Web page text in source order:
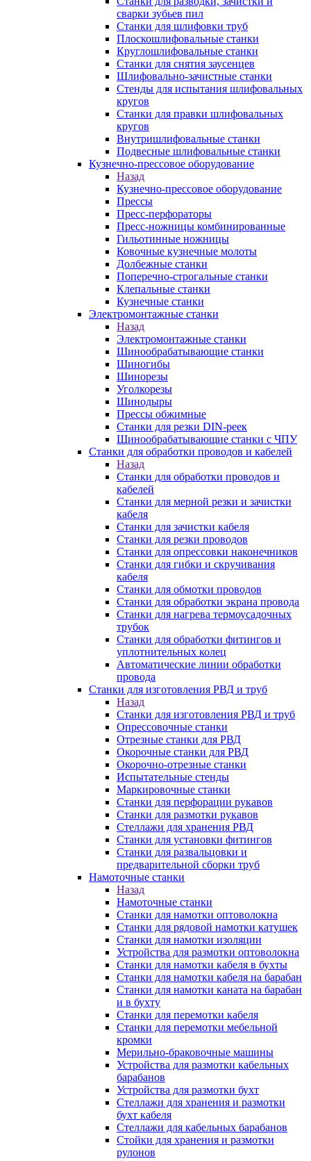
сварки зубьев пил
Станки для шлифовки труб
Плоскошлифовальные станки
Круглошлифовальные станки
Станки для снятия заусенцев
Шлифовально-зачистные станки
Стенды для испытания шлифовальных
кругов
Станки для правки шлифовальных
кругов
Внутришлифовальные станки
Подвесные шлифовальные станки
Кузнечно-прессовое оборудование
Назад
Кузнечно-прессовое оборудование
Прессы
Пресс-перфораторы
Пресс-ножницы комбинированные
Гильотинные ножницы
Ковочные кузнечные молоты
Долбежные станки
Поперечно-строгальные станки
Клепальные станки
Кузнечные станки
Электромонтажные станки
Назад
Электромонтажные станки
Шинообрабатывающие станки
Шиногибы
Шинорезы
Уголкорезы
Шинодыры
Прессы обжимные
Станки для резки DIN-реек
Шинообрабатывающие станки с ЧПУ
Станки для обработки проводов и кабелей
Назад
Станки для обработки проводов и
кабелей
Станки для мерной резки и зачистки
кабеля
Станки для зачистки кабеля
Станки для резки проводов
Станки для опрессовки наконечников
Станки для гибки и скручивания
кабеля
Станки для обмотки проводов
Станки для обработки экрана провода
Станки для нагрева термоусадочных
трубок
Станки для обработки фитингов и
уплотнительных колец
Автоматические линии обработки
провода
Станки для изготовления РВД и труб
Назад
Станки для изготовления РВД и труб
Опрессовочные станки
Отрезные станки для РВД
Окорочные станки для РВД
Окорочно-отрезные станки
Испытательные стенды
Маркировочные станки
Станки для перфорации рукавов
Станки для размотки рукавов
Стеллажи для хранения РВД
Станки для установки фитингов
Станки для развальцовки и
предварительной сборки труб
Намоточные станки
Назад
Намоточные станки
Станки для намотки оптоволокна
Станки для рядовой намотки катушек
Станки для намотки изоляции
Устройства для размотки оптоволокна
Станки для намотки кабеля в бухты
Станки для намотки кабеля на барабан
Станки для намотки каната на барабан
и в бухту
Станки для перемотки кабеля
Станки для перемотки мебельной
кромки
Мерильно-браковочные машины
Устройства для размотки кабельных
барабанов
Устройства для размотки бухт
Стеллажи для хранения и размотки
бухт кабеля
Стеллажи для кабельных барабанов
Стойки для хранения и размотки
рулонов